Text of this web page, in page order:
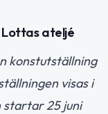
Lottas ateljé
konstutställning
visas i
startar 25 juni